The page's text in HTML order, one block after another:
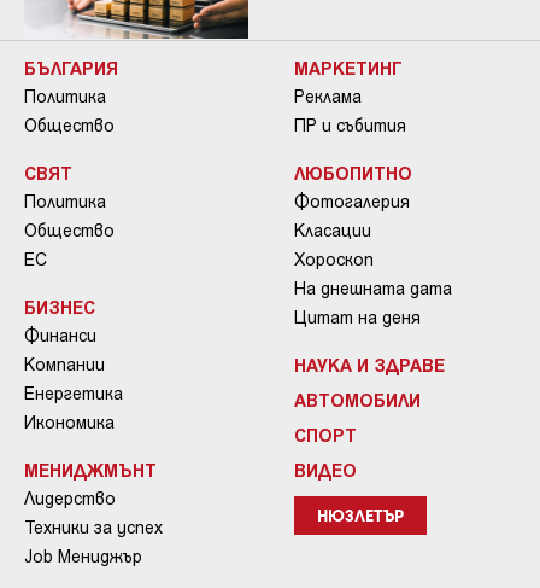
БЪЛГАРИЯ
Политика
Общество
СВЯТ
Политика
Общество
ЕС
БИЗНЕС
Финанси
Компании
Енергетика
Икономика
МЕНИДЖМЪНТ
Лидерство
Техники за успех
Job Мениджър
МАРКЕТИНГ
Реклама
ПР и събития
ЛЮБОПИТНО
Фотогалерия
Класации
Хороскоп
На днешната дата
Цитат на деня
НАУКА И ЗДРАВЕ
АВТОМОБИЛИ
СПОРТ
ВИДЕО
НЮЗЛЕТЪР